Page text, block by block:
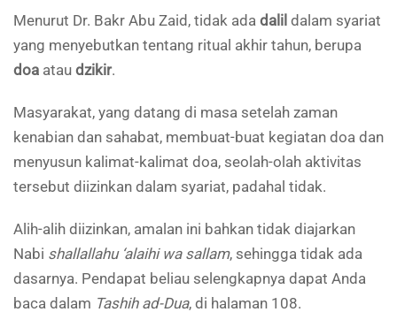
Menurut Dr. Bakr Abu Zaid, tidak ada dalil dalam syariat
yang menyebutkan tentang ritual akhir tahun, berupa
doa atau dzikir.
Masyarakat, yang datang di masa setelah zaman
kenabian dan sahabat, membuat-buat kegiatan doa dan
menyusun kalimat-kalimat doa, seolah-olah aktivitas
tersebut diizinkan dalam syariat, padahal tidak.
Alih-alih diizinkan, amalan ini bahkan tidak diajarkan
Nabi shallallahu ‘alaihi wa sallam, sehingga tidak ada
dasarnya. Pendapat beliau selengkapnya dapat Anda
baca dalam Tashih ad-Dua, di halaman 108.